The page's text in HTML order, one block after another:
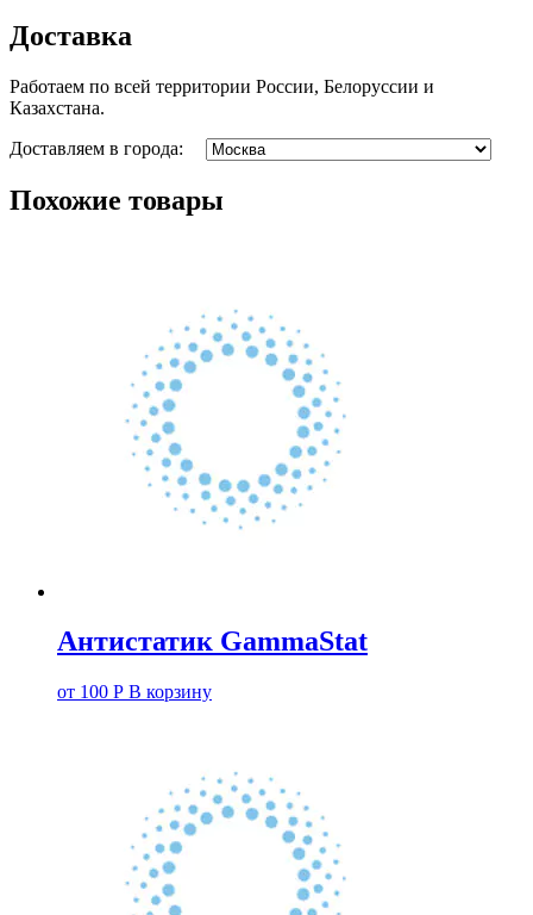
Доставка
Работаем по всей территории России, Белоруссии и
Казахстана.
Доставляем в города:
Похожие товары
Антистатик GammaStat
от 100 Р В корзину